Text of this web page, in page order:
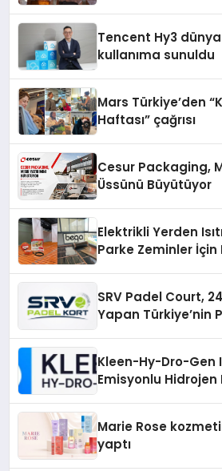
Tencent Hy3
kullanıma sunuldu
Mars Türkiye’den
Haftası” çağrısı
Cesur Packaging,
Üssünü Büyütüyor
Elektrikli Yerden
Parke Zeminler İçin
SRV Padel Court,
Yapan Türkiye’nin
Kleen-Hy-Dro-Gen
Emisyonlu Hidrojen
Marie Rose
yaptı